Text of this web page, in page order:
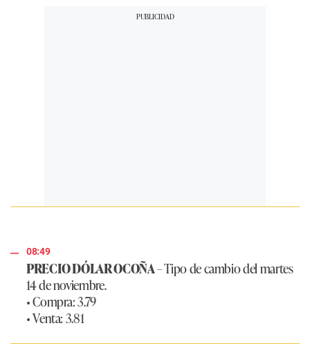
08:49
PRECIO DÓLAR OCOÑA– Tipo de cambio del martes
14 de noviembre.
• Compra: 3.79
• Venta: 3.81